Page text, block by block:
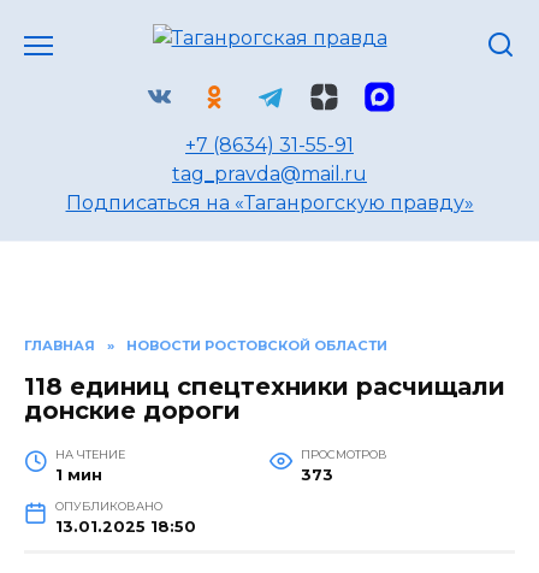
+7 (8634) 31-55-91
tag_pravda@mail.ru
Подписаться на «Таганрогскую правду»
ГЛАВНАЯ » НОВОСТИ РОСТОВСКОЙ ОБЛАСТИ
118 единиц спецтехники расчищали
донские дороги
НА ЧТЕНИЕ
1 мин
ПРОСМОТРОВ
373
ОПУБЛИКОВАНО
13.01.2025 18:50